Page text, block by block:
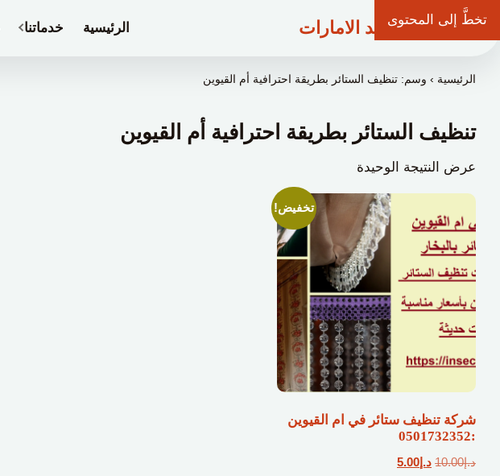
تخطَّ إلى المحتوى
شركة وعد الامارات الرئيسية خدماتنا
الرئيسية › وسم: تنظيف الستائر بطريقة احترافية أم القيوين
تنظيف الستائر بطريقة احترافية أم القيوين
عرض النتيجة الوحيدة
تخفيض!
شركة تنظيف ستائر في ام القيوين
:0501732352
د.إ10.00 السعر
د.إ 5.00السعر